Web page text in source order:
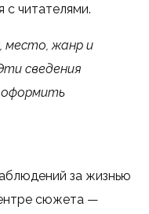
с читателями.
место, жанр и
сведения
за жизнью
сюжета —